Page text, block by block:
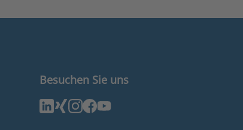
Besuchen Sie uns